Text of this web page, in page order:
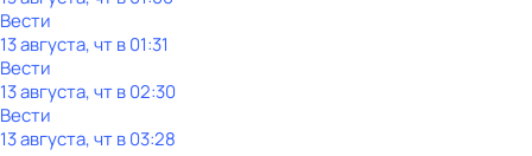
Вести
13 августа, чт в 01:31
Вести
13 августа, чт в 02:30
Вести
13 августа, чт в 03:28